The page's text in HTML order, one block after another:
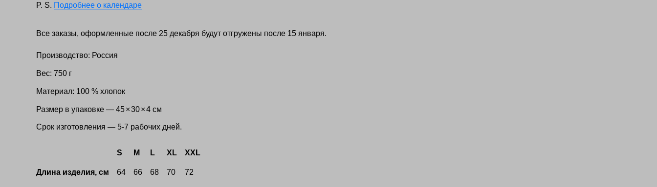
P. S. Подробнее о календаре
Все заказы, оформленные после 25 декабря будут отгружены после 15 января.
Производство: Россия
Вес: 750 г
Материал: 100 % хлопок
Размер в упаковке — 45×30×4 см
Срок изготовления — 5-7 рабочих дней.
S M L XL XXL
Длина изделия, см 64 66 68 70 72